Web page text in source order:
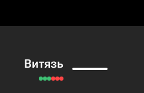
Витязь